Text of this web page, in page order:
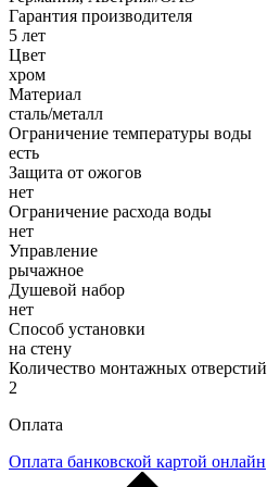
Гарантия производителя
5 лет
Цвет
хром
Материал
сталь/металл
Ограничение температуры воды
есть
Защита от ожогов
нет
Ограничение расхода воды
нет
Управление
рычажное
Душевой набор
нет
Способ установки
на стену
Количество монтажных отверстий
2
Оплата
Оплата банковской картой онлайн